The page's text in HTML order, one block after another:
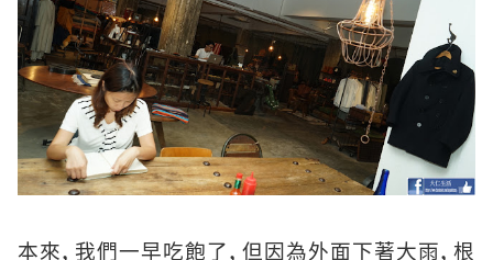
本來, 我們一早吃飽了, 但因為外面下著大雨, 根